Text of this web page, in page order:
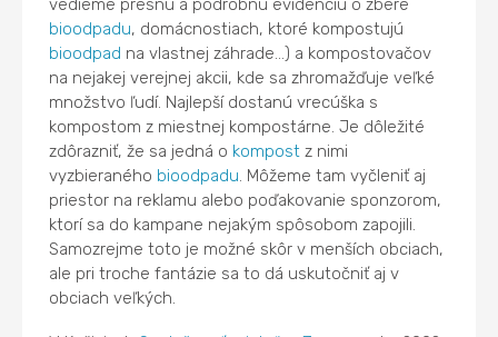
vedieme presnú a podrobnú evidenciu o zbere
bioodpadu, domácnostiach, ktoré kompostujú
bioodpad na vlastnej záhrade...) a kompostovačov
na nejakej verejnej akcii, kde sa zhromažďuje veľké
množstvo ľudí. Najlepší dostanú vrecúška s
kompostom z miestnej kompostárne. Je dôležité
zdôrazniť, že sa jedná o kompost z nimi
vyzbieraného bioodpadu. Môžeme tam vyčleniť aj
priestor na reklamu alebo poďakovanie sponzorom,
ktorí sa do kampane nejakým spôsobom zapojili.
Samozrejme toto je možné skôr v menších obciach,
ale pri troche fantázie sa to dá uskutočniť aj v
obciach veľkých.